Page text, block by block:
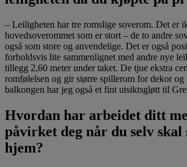
– Leiligheten har tre romslige soverom. Det er
hovedsoverommet som er stort – de to andre
også som store og anvendelige. Det er også
forholdsvis lite sammenlignet med andre nye
tillegg 2,60 meter under taket. De tjue ekstra
romfølelsen og gir større spillerom for dekor og
balkongen har jeg også et fint utsiktsgløtt til
Hvordan har arbeidet ditt
påvirket deg når du selv skal
hjem?